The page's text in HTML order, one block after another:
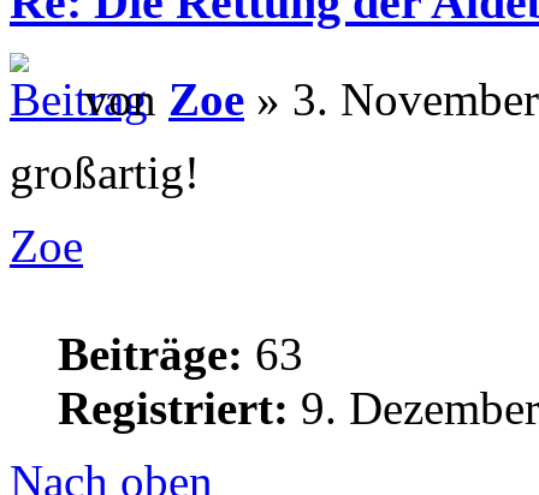
von Zoe » 3.
großartig!
Zoe
Beiträge: 63
Registriert: 9.
Nach oben